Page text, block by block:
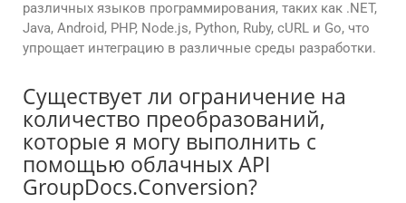
различных языков программирования, таких как .NET,
Java, Android, PHP, Node.js, Python, Ruby, cURL и Go, что
упрощает интеграцию в различные среды разработки.
Существует ли ограничение на
количество преобразований,
которые я могу выполнить с
помощью облачных API
GroupDocs.Conversion?